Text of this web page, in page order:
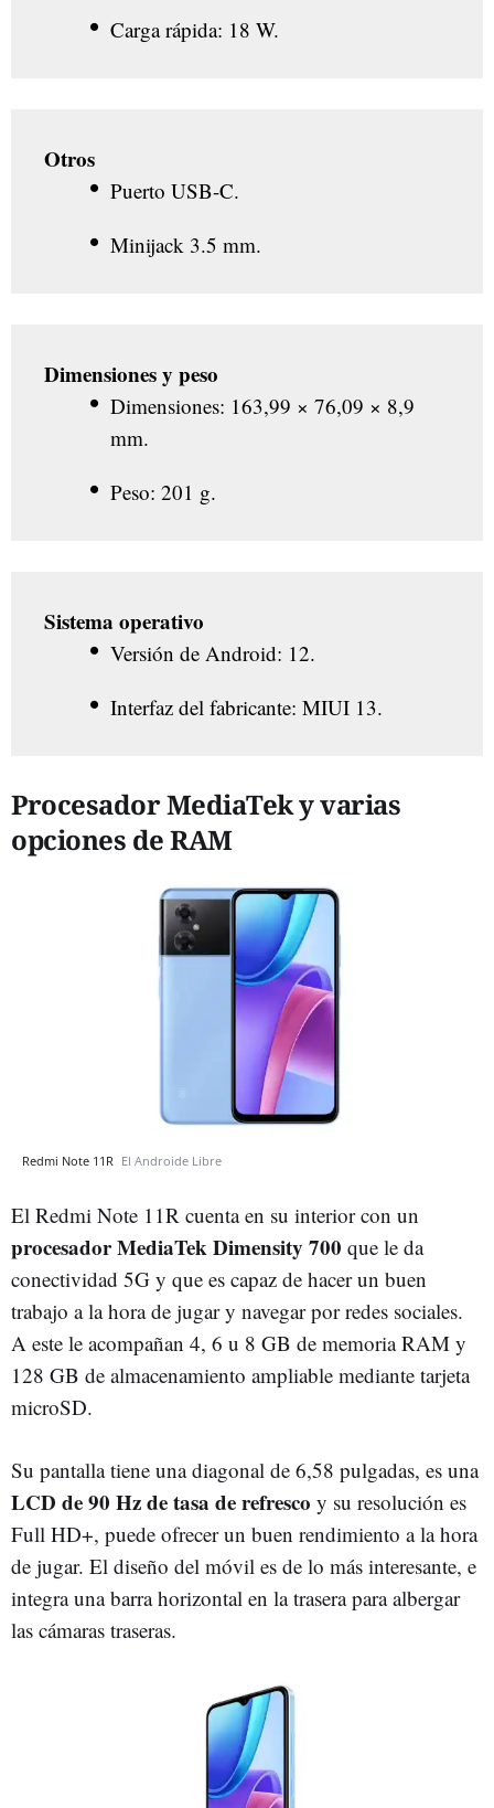
Carga rápida: 18 W.
Otros
Puerto USB-C.
Minijack 3.5 mm.
Dimensiones y peso
Dimensiones: 163,99 × 76,09 × 8,9
mm.
Peso: 201 g.
Sistema operativo
Versión de Android: 12.
Interfaz del fabricante: MIUI 13.
Procesador MediaTek y varias
opciones de RAM
Redmi Note 11R El Androide Libre
El Redmi Note 11R cuenta en su interior con un
procesador MediaTek Dimensity 700 que le da
conectividad 5G y que es capaz de hacer un buen
trabajo a la hora de jugar y navegar por redes sociales.
A este le acompañan 4, 6 u 8 GB de memoria RAM y
128 GB de almacenamiento ampliable mediante tarjeta
microSD.
Su pantalla tiene una diagonal de 6,58 pulgadas, es una
LCD de 90 Hz de tasa de refresco y su resolución es
Full HD+, puede ofrecer un buen rendimiento a la hora
de jugar. El diseño del móvil es de lo más interesante, e
integra una barra horizontal en la trasera para albergar
las cámaras traseras.